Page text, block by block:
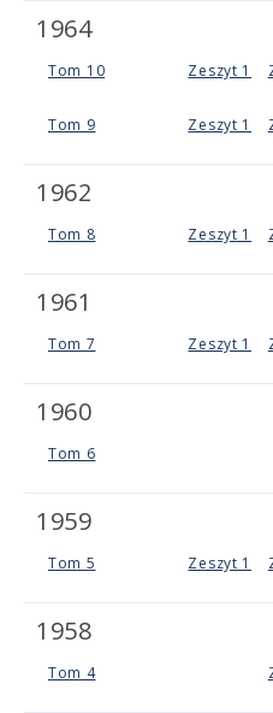
1964
Tom 10 Zeszyt 1
Tom 9 Zeszyt 1
1962
Tom 8 Zeszyt 1
1961
Tom 7 Zeszyt 1
1960
Tom 6
1959
Tom 5 Zeszyt 1
1958
Tom 4